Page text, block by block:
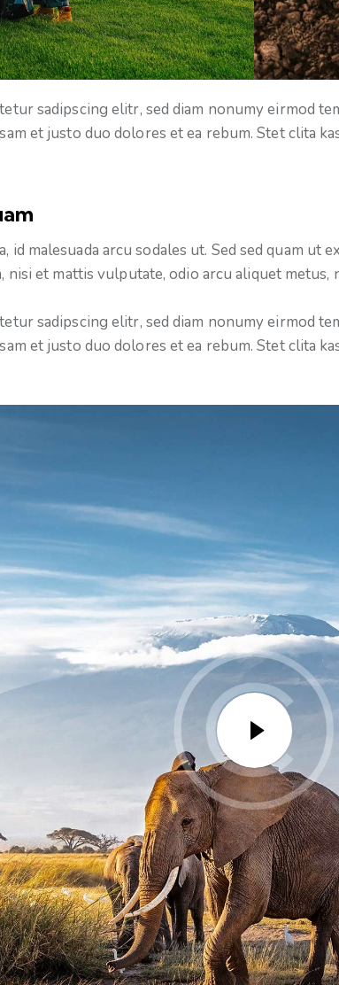
sadipscing elitr, sed diam nonumy eirmod
et justo duo dolores et ea rebum. Stet clita
malesuada arcu sodales ut. Sed sed quam ut
et mattis vulputate, odio arcu aliquet metus,
sadipscing elitr, sed diam nonumy eirmod
et justo duo dolores et ea rebum. Stet clita